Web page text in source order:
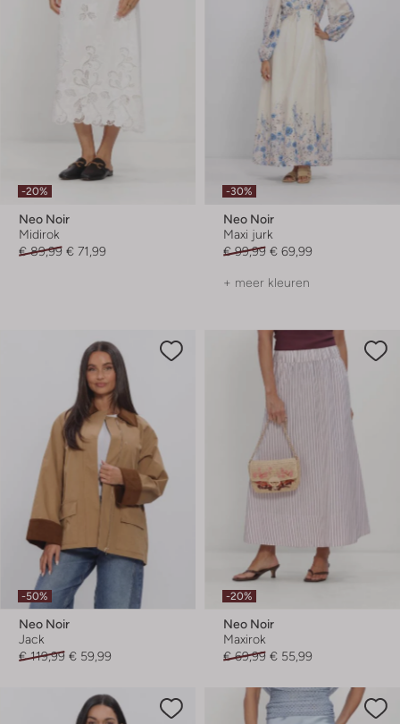
-20%
Neo Noir
Midirok
€ 89,99 € 71,99
-30%
Neo Noir
Maxi jurk
€ 99,99 € 69,99
+ meer kleuren
-50%
Neo Noir
Jack
€ 119,99 € 59,99
-20%
Neo Noir
Maxirok
€ 69,99 € 55,99